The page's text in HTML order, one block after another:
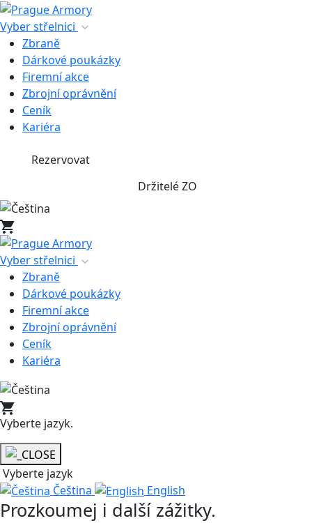
Vyber střelnici
Zbraně
Dárkové poukázky
Firemní akce
Zbrojní oprávnění
Ceník
Kariéra
Rezervovat
Držitelé ZO
Vyber střelnici
Zbraně
Dárkové poukázky
Firemní akce
Zbrojní oprávnění
Ceník
Kariéra
Vyberte jazyk.
Vyberte jazyk
Čeština
English
Prozkoumej i další zážitky.